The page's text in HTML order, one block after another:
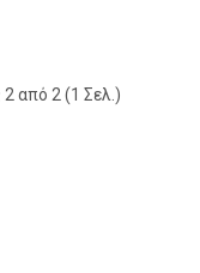
από 2 (1 Σελ.)